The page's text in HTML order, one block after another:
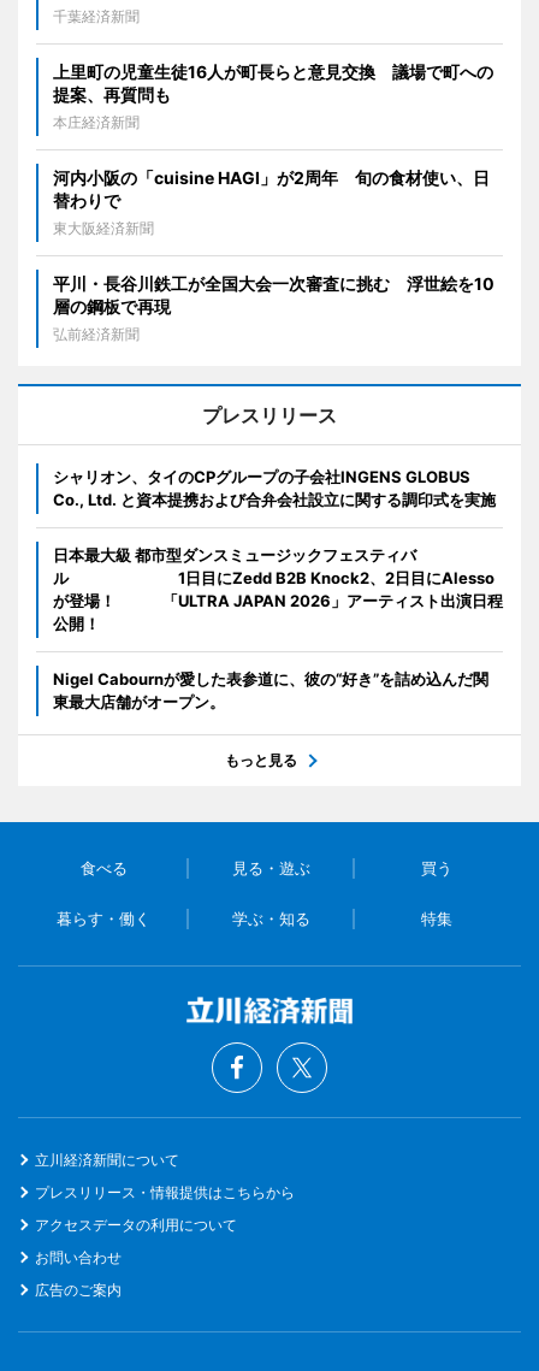
千葉経済新聞
上里町の児童生徒16人が町長らと意見交換 議場で町への
提案、再質問も
本庄経済新聞
河内小阪の「cuisine HAGI」が2周年 旬の食材使い、日
替わりで
東大阪経済新聞
平川・長谷川鉄工が全国大会一次審査に挑む 浮世絵を10
層の鋼板で再現
弘前経済新聞
プレスリリース
シャリオン、タイのCPグループの子会社INGENS GLOBUS
Co., Ltd. と資本提携および合弁会社設立に関する調印式を実施
日本最大級 都市型ダンスミュージックフェスティバ
ル 1日目にZedd B2B Knock2、2日目にAlesso
が登場！ 「ULTRA JAPAN 2026」アーティスト出演日程
公開！
Nigel Cabournが愛した表参道に、彼の“好き”を詰め込んだ関
東最大店舗がオープン。
もっと見る
食べる 見る・遊ぶ 買う
暮らす・働く 学ぶ・知る 特集
立川経済新聞について
プレスリリース・情報提供はこちらから
アクセスデータの利用について
お問い合わせ
広告のご案内